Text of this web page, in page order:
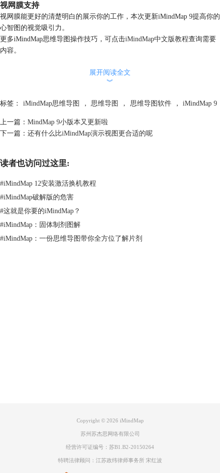
视网膜支持
视网膜能更好的清楚明白的展示你的工作，本次更新iMindMap 9提高你的
心智图的视觉吸引力。
更多iMindMap思维导图操作技巧，可点击iMindMap中文版教程查询需要
内容。
展开阅读全文
︾
标签： iMindMap思维导图 ， 思维导图 ， 思维导图软件 ， iMindMap 9
上一篇： MindMap 9小版本又更新啦
下一篇： 还有什么比iMindMap演示视图更合适的呢
读者也访问过这里:
#iMindMap 12安装激活换机教程
#iMindMap破解版的危害
#这就是你要的iMindMap？
#iMindMap：固体制剂图解
#iMindMap：一份思维导图带你全方位了解片剂
Copyright © 2026 iMindMap
苏州苏杰思网络有限公司
经营许可证编号：苏B1.B2-20150264
特聘法律顾问：江苏政纬律师事务所 宋红波